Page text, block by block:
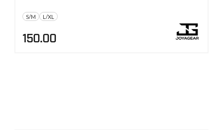
S/M L/XL
150.00